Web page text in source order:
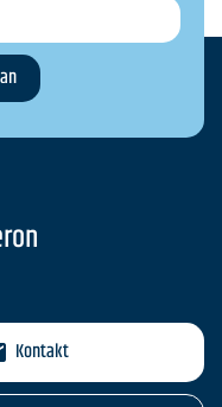
Kontakt